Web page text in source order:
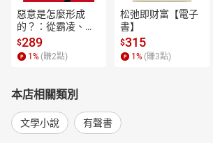
惡意是怎麼形成
的？：從霸凌、劈
腿到仇恨言論，歷
時15年、全球超過
250萬筆研究數
揪出身邊有問題的
人！【電子書】
$289
1% (賺2點)
松弛即财富【電子
書】
$315
1% (賺3點)
本店相關類別
文學小說 有聲書